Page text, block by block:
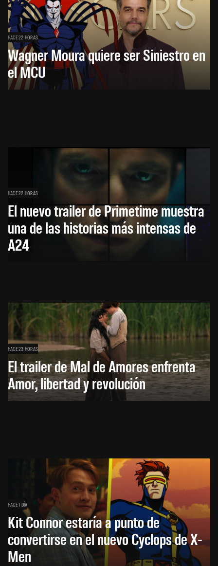
HACE 22 HORAS
Wagner Moura quiere ser Siniestro en
el MCU
HACE 22 HORAS
El nuevo trailer de Primetime muestra
una de las historias más intensas de
A24
HACE 23 HORAS
El trailer de Mal de Amores enfrenta
Amor, libertad y revolución
HACE 1 DÍA
Kit Connor estaría a punto de
convertirse en el nuevo Cyclops de X-
Men